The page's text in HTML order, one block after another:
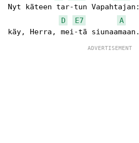
Nyt käteen tar-tun Vapahtajan:
D
E7
A